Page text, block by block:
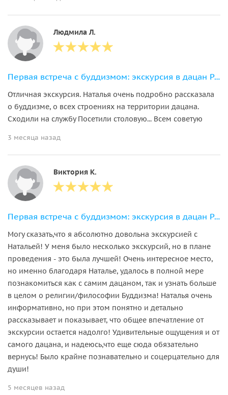
Людмила Л.
Первая встреча с буддизмом: экскурсия в дацан Ринпоче Багша
Отличная экскурсия. Наталья очень подробно рассказала
о буддизме, о всех строениях на территории дацана.
Сходили на службу Посетили столовую... Всем советую
3 месяца назад
Виктория К.
Первая встреча с буддизмом: экскурсия в дацан Ринпоче Багша
Могу сказать,что я абсолютно довольна экскурсией с
Натальей! У меня было несколько экскурсий, но в плане
проведения - это была лучшей! Очень интересное место,
но именно благодаря Наталье, удалось в полной мере
познакомиться как с самим дацаном, так и узнать больше
в целом о религии/философии Буддизма! Наталья очень
информативно, но при этом понятно и детально
рассказывает и показывает, что общее впечатление от
экскурсии остается надолго! Удивительные ощущения и от
самого дацана, и надеюсь,что еще сюда обязательно
вернусь! Было крайне познавательно и соцерцательно для
души!
5 месяцев назад